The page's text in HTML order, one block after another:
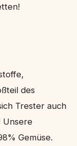
des
Trester auch
Unsere
Gemüse.